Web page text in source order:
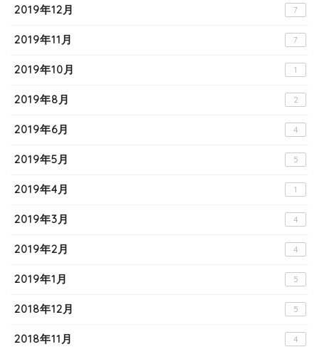
2019年12月 7
2019年11月 7
2019年10月 1
2019年8月 2
2019年6月 4
2019年5月 5
2019年4月 1
2019年3月 4
2019年2月 4
2019年1月 5
2018年12月 5
2018年11月 4